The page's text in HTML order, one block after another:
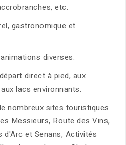
etc.
gastronomique et
diverses.
direct à pied, aux
lacs environnants.
nombreux sites touristiques
Messieurs, Route des Vins,
d'Arc et Senans, Activités